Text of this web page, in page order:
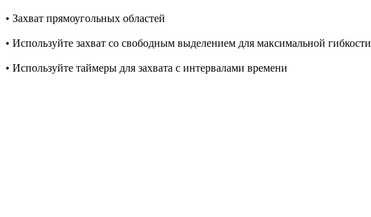
• Захват прямоугольных областей
• Используйте захват со свободным выделением для максимальной гибкости
• Используйте таймеры для захвата с интервалами времени